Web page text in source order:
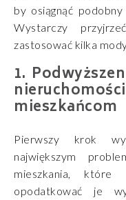
by osiągnąć
Wystarczy
zastosować kilka
mieszkańcom
Pierwszy krok
największym
mieszkania, które
opodatkować je